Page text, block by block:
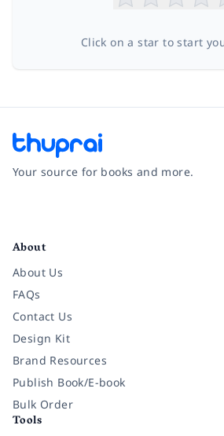
Click on a star to start
Your source for books and more.
About
About Us
FAQs
Contact Us
Design Kit
Brand Resources
Publish Book/E-book
Bulk Order
Tools